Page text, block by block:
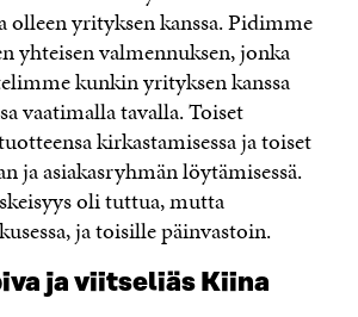
olleen yrityksen kanssa. Pidimme
yhteisen valmennuksen, jonka
kunkin yrityksen kanssa
vaatimalla tavalla. Toiset
kirkastamisessa ja toiset
ja asiakasryhmän löytämisessä.
oli tuttua, mutta
ja toisille päinvastoin.
ja viitseliäs Kiina